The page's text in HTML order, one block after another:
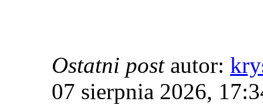
Ostatni postautor:
07 sierpnia 2026,